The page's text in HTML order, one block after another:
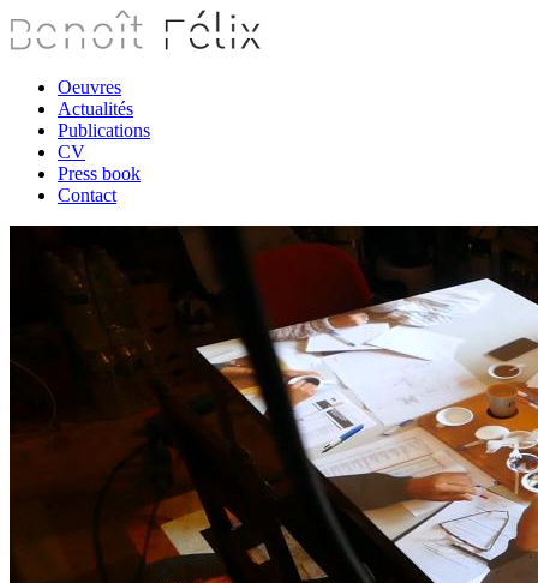
Oeuvres
Actualités
Publications
CV
Press book
Contact